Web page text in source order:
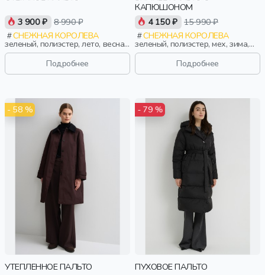
3 900 ₽ 8 990 ₽
СНЕЖНАЯ КОРОЛЕВА
зеленый, полиэстер, лето, весна,
россия, прямые, застежка,
утепленные, стеганые, ворот,
кнопки, прорези, карман, кулиска,
воротник, воротник-стойка,
Подробнее
КАПЮШОНОМ
4 150 ₽ 15 990 ₽
СНЕЖНАЯ КОРОЛЕВА
зеленый, полиэстер, мех, зима,
осень, россия, прямые, капюшон,
застежка, утепленные, стеганые,
кнопки, прорези, карман,
воротник, женщины, взрослые
Подробнее
- 58 %
УТЕПЛЕННОЕ ПАЛЬТО
- 79 %
ПУХОВОЕ ПАЛЬТО